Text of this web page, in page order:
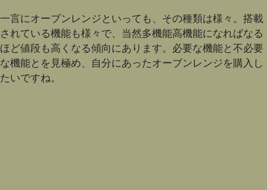
一言にオーブンレンジといっても、その種類は様々。搭載
されている機能も様々で、当然多機能高機能になればなる
ほど値段も高くなる傾向にあります。必要な機能と不必要
な機能とを見極め、自分にあったオーブンレンジを購入し
たいですね。